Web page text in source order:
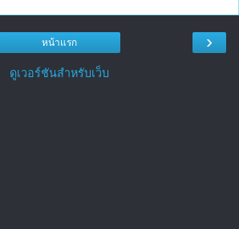
›
หน้าแรก
ดูเวอร์ชันสำหรับเว็บ